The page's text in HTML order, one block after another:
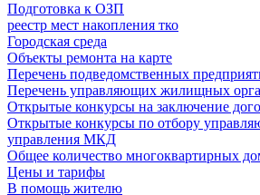
Подготовка к ОЗП
реестр мест накопления тко
Городская среда
Объекты ремонта на карте
Перечень подведомственных
Перечень управляющих жилищных
Открытые конкурсы на заключение
Открытые конкурсы по отбору
управления МКД
Общее количество многоквартирных
Цены и тарифы
В помощь жителю